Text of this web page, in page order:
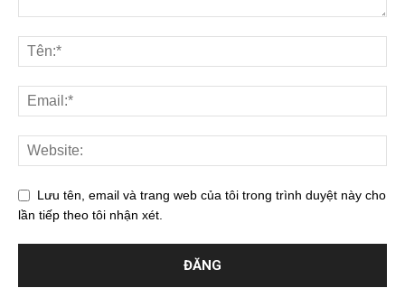
Lưu tên, email và trang web của tôi trong trình duyệt này cho
lần tiếp theo tôi nhận xét.